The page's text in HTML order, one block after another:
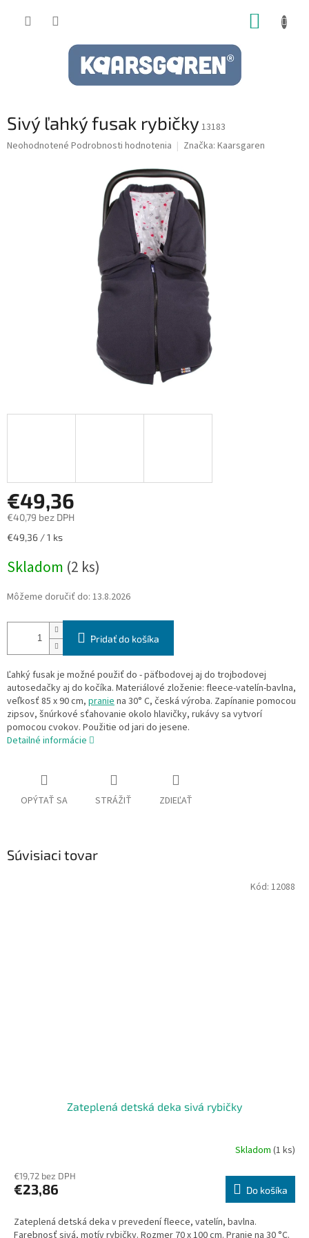
Sivý ľahký fusak rybičky 13183
Priemerné
Neohodnotené Podrobnosti hodnotenia Značka: Kaarsgaren
€49,36
€40,79 bez DPH
Jednotková
€49,36 / 1 ks
Skladom (2 ks)
Môžeme doručiť do: 13.8.2026
Pridať do košíka
Ľahký fusak je možné použiť do - päťbodovej aj do trojbodovej
autosedačky aj do kočíka. Materiálové zloženie: fleece-vatelín-bavlna,
veľkosť 85 x 90 cm, praniena 30° C, česká výroba. Zapínanie pomocou
zipsov, šnúrkové sťahovanie okolo hlavičky, rukávy sa vytvorí
pomocou cvokov. Použitie od jari do jesene.
Detailné informácie
OPÝTAŤ SA STRÁŽIŤ ZDIEĽAŤ
Súvisiaci tovar
Zateplená detská deka sivá rybičky
produktu
je
z
5
Skladom(1 ks)
€19,72 bez DPH
€23,86 Do košíka
Zateplená detská deka v prevedení fleece, vatelín, bavlna.
Kód: 12088